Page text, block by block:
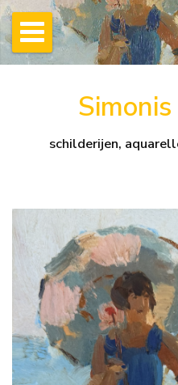
schilderijen,